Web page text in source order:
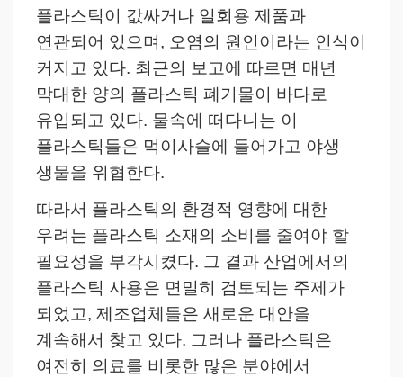
플라스틱이 값싸거나 일회용 제품과
연관되어 있으며, 오염의 원인이라는 인식이
커지고 있다. 최근의 보고에 따르면 매년
막대한 양의 플라스틱 폐기물이 바다로
유입되고 있다. 물속에 떠다니는 이
플라스틱들은 먹이사슬에 들어가고 야생
생물을 위협한다.
따라서 플라스틱의 환경적 영향에 대한
우려는 플라스틱 소재의 소비를 줄여야 할
필요성을 부각시켰다. 그 결과 산업에서의
플라스틱 사용은 면밀히 검토되는 주제가
되었고, 제조업체들은 새로운 대안을
계속해서 찾고 있다. 그러나 플라스틱은
여전히 의료를 비롯한 많은 분야에서